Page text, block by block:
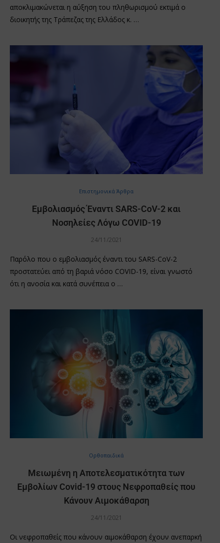
αποκλιμακώνεται η αύξηση του πληθωρισμού εκτιμά ο
διοικητής της Τράπεζας της Ελλάδος κ. …
Επιστημονικά Άρθρα
Εμβολιασμός Έναντι SARS-CoV-2 και
Νοσηλείες Λόγω COVID-19
24/11/2021
Παρόλο που ο εμβολιασμός έναντι του SARS-CoV-2
προστατεύει από τη βαριά νόσο COVID-19, είναι γνωστό
ότι η ανοσία και κατά συνέπεια ο …
Oρθοπαιδικά
Μειωμένη η Αποτελεσματικότητα των
Εμβολίων Covid-19 στους Νεφροπαθείς που
Κάνουν Αιμοκάθαρση
24/11/2021
Οι νεφροπαθείς που κάνουν αιμοκάθαρση έχουν ανεπαρκή